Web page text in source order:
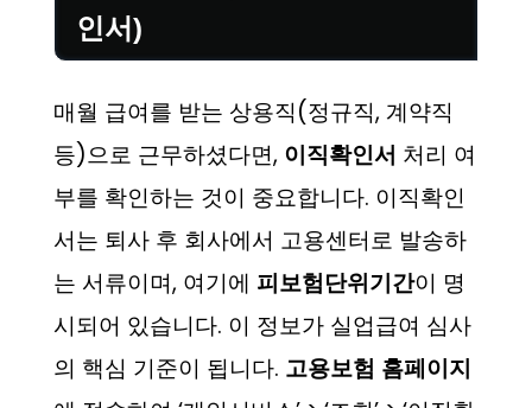
인서)
매월 급여를 받는 상용직(정규직, 계약직
등)으로 근무하셨다면, 이직확인서 처리 여
부를 확인하는 것이 중요합니다. 이직확인
서는 퇴사 후 회사에서 고용센터로 발송하
는 서류이며, 여기에 피보험단위기간이 명
시되어 있습니다. 이 정보가 실업급여 심사
의 핵심 기준이 됩니다. 고용보험 홈페이지